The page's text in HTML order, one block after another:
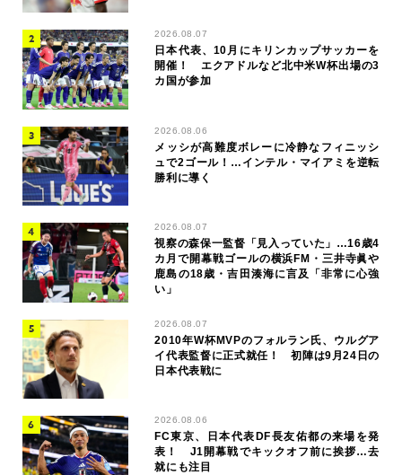
2026.08.07
日本代表、10月にキリンカップサッカーを
開催！ エクアドルなど北中米W杯出場の3
カ国が参加
2026.08.06
メッシが高難度ボレーに冷静なフィニッシ
ュで2ゴール！…インテル・マイアミを逆転
勝利に導く
2026.08.07
視察の森保一監督「見入っていた」…16歳4
カ月で開幕戦ゴールの横浜FM・三井寺眞や
鹿島の18歳・吉田湊海に言及「非常に心強
い」
2026.08.07
2010年W杯MVPのフォルラン氏、ウルグア
イ代表監督に正式就任！ 初陣は9月24日の
日本代表戦に
2026.08.06
FC東京、日本代表DF長友佑都の来場を発
表！ J1開幕戦でキックオフ前に挨拶…去
就にも注目